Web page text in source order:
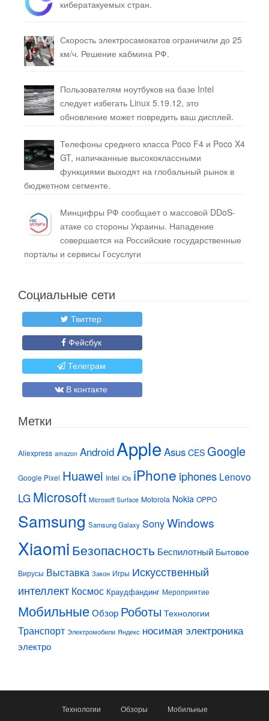
кибератакуемых стран.
Скорость электросамокатов ограничили до 25
км/ч. Решение кабмина РФ.
Пользователям ноутбуков на базе Intel
следует избегать Linux 5.19.12, это
обновление может повредить ваш дисплей.
Телефоны среднего класса Poco F4 и Poco X4
GT, напичканные высококлассными
функциями выходят на глобальный рынок в
бюджетном сегменте.
Минцифры РФ сообщает о массовой DDoS-
атаке со стороны Украины. Нападение
совершается на Российские государственные
порталы и сервисы Госуслуги
Социальные сети
Твиттер
Фейсбук
Телеграм
В контакте
Метки
Aliexpress amazon Android Apple Asus CES Google
Google Pixel Huawei Intel iOs iPhone iphones Lenovo
LG Microsoft Microsoft Surface Motorola Nokia OPPO
Samsung Samsung Galaxy SonyWindows
Xiaomi Безопасность Беспилотный Бытовое
Вирусы Выставка Закон Игры Искусственный
интеллект Космос Краудфандинг Мероприятие
МобильныеОбзор Роботы Технологии
Транспорт Электромобили Яндекс носимая электроника
электро
Технологии Обзоры Мобильные